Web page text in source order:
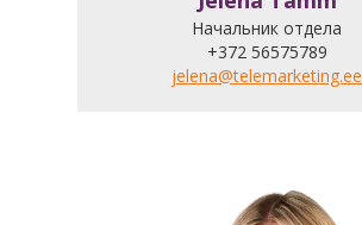
Начальник отдела
+372 56575789
jelena@telemarketing.ee